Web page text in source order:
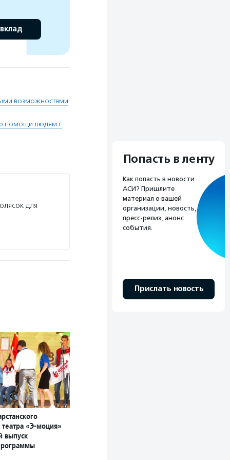
возможностями
помощи людям с
для
«Э-моция»
выпуск
Попасть в ленту
Как попасть в новости
АСИ? Пришлите
материал о вашей
организации, новость,
пресс-релиз, анонс
события.
Прислать новость